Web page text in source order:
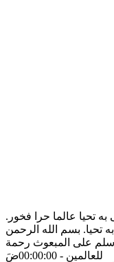
تحيا عالما حرا فخور.
تحيا. بسم الله الرحمن
على المبعوث رحمة
للعالمين - 00:00:00 ضَ